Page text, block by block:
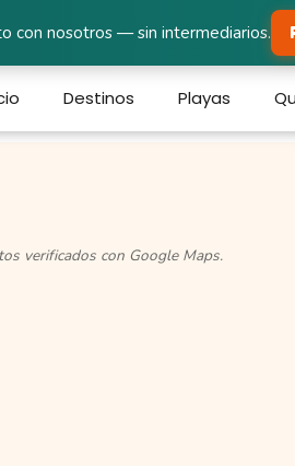
Destinos Playas
verificados con Google Maps.
con nosotros — sin intermediarios.